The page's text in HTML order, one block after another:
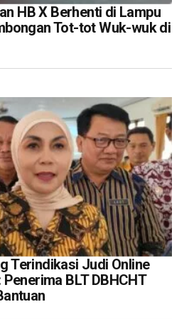
HB X Berhenti di Lampu
Tot-tot Wuk-wuk di
Terindikasi Judi Online
BLT DBHCHT